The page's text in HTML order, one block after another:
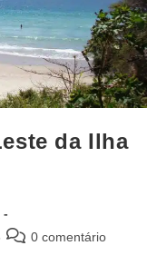
da Ilha
0 comentário